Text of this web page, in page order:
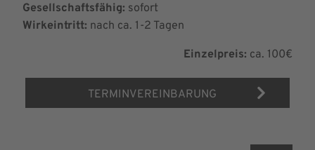
Gesellschaftsfähig: sofort
Wirkeintritt: nach ca. 1-2 Tagen
Einzelpreis: ca. 100€
TERMINVEREINBARUNG